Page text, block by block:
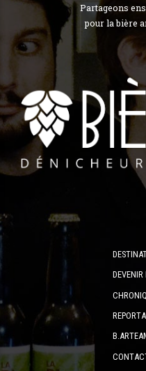
Partageons
pour la bière
DEVENIR